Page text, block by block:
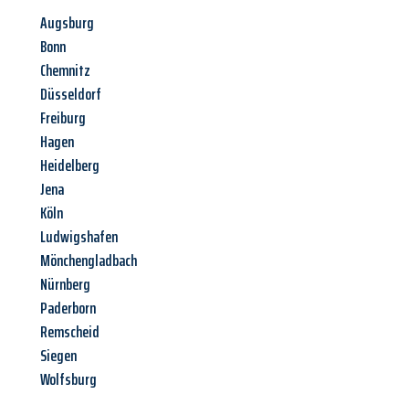
Augsburg
Bonn
Chemnitz
Düsseldorf
Freiburg
Hagen
Heidelberg
Jena
Köln
Ludwigshafen
Mönchengladbach
Nürnberg
Paderborn
Remscheid
Siegen
Wolfsburg